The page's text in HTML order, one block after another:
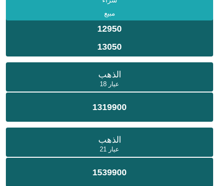
مبيع
12950
13050
الذهب
عيار 18
1319900
الذهب
عيار 21
1539900